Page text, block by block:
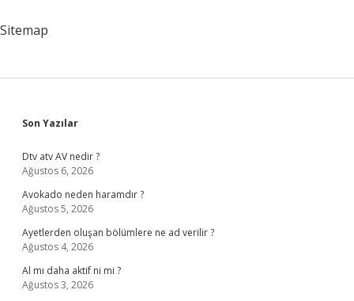
Sitemap
Sidebar
Son Yazılar
Dtv atv AV nedir ?
Ağustos 6, 2026
Avokado neden haramdır ?
Ağustos 5, 2026
Ayetlerden oluşan bölümlere ne ad verilir ?
Ağustos 4, 2026
Al mı daha aktif ni mi ?
Ağustos 3, 2026